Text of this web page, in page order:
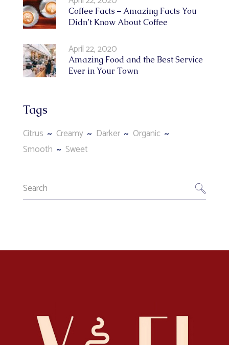
Coffee Facts – Amazing Facts You
Didn’t Know About Coffee
April 22, 2020
Amazing Food and the Best Service
Ever in Your Town
Tags
Citrus Creamy Darker
Organic
Smooth
Sweet